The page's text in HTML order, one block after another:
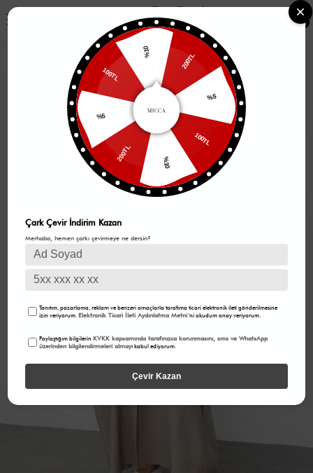
0
%10
200TL
%5
100TL
%10
200TL
%5
100TL
Çark Çevir İndirim Kazan
Merhaba, hemen çarkı çevirmeye ne dersin?
Tanıtım, pazarlama, reklam ve benzeri amaçlarla tarafıma ticari elektronik ileti gönderilmesine
izin veriyorum.Elektronik Ticari İleti Aydınlatma Metni 'ni okudum onay veriyorum.
Paylaştığım bilgilerinKVKK kapsamında tarafınızca korunmasını, sms ve WhatsApp
üzerinden bilgilendirmeleri almayı kabul ediyorum.
Çevir Kazan